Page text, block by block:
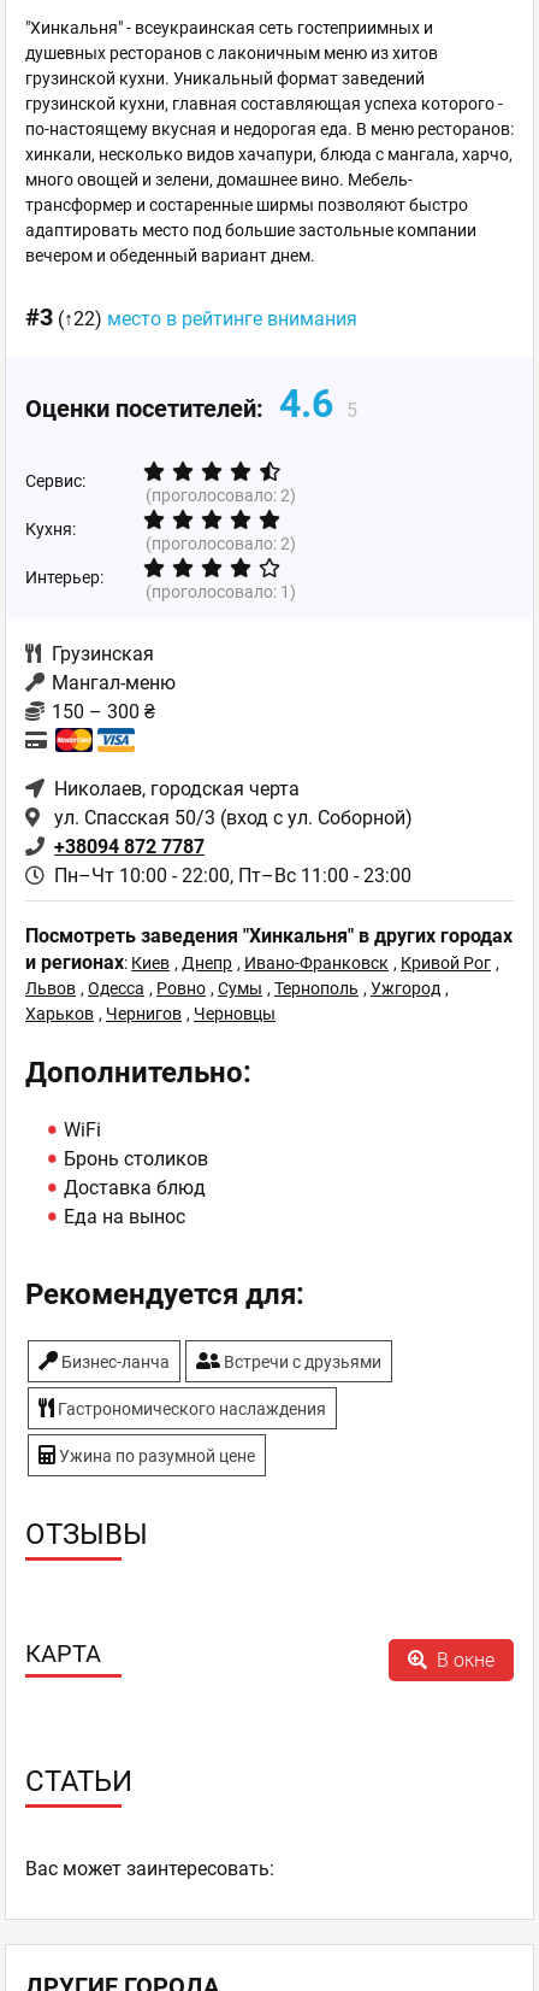
"Хинкальня" - всеукраинская сеть гостеприимных и
душевных ресторанов с лаконичным меню из хитов
грузинской кухни. Уникальный формат заведений
грузинской кухни, главная составляющая успеха которого -
по-настоящему вкусная и недорогая еда. В меню ресторанов:
хинкали, несколько видов хачапури, блюда с мангала, харчо,
много овощей и зелени, домашнее вино. Мебель-
трансформер и состаренные ширмы позволяют быстро
адаптировать место под большие застольные компании
вечером и обеденный вариант днем.
#3 (↑22) место в рейтинге внимания
Оценки посетителей: 4.6 5
Сервис:
(проголосовало:2)
Кухня:
(проголосовало:2)
Интерьер:
(проголосовало: 1)
Грузинская
Мангал-меню
150 – 300 ₴
Николаев, городская черта
ул. Спасская 50/3 (вход с ул. Соборной)
+38094 872 7787
Пн–Чт 10:00 - 22:00, Пт–Вс 11:00 - 23:00
Посмотреть заведения "Хинкальня" в других городах
и регионах: Киев , Днепр , Ивано-Франковск , Кривой Рог ,
Львов , Одесса , Ровно , Сумы , Тернополь , Ужгород ,
Харьков , Чернигов , Черновцы
Дополнительно:
WiFi
Бронь столиков
Доставка блюд
Еда на вынос
Рекомендуется для:
Бизнес-ланча Встречи с друзьями
Гастрономического наслаждения
Ужина по разумной цене
ОТЗЫВЫ
КАРТА В окне
СТАТЬИ
Ваc может заинтересовать: